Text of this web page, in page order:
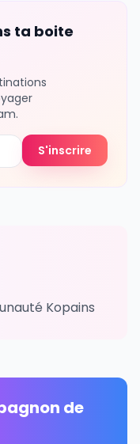
ta boite
S'inscrire
Kopains
de